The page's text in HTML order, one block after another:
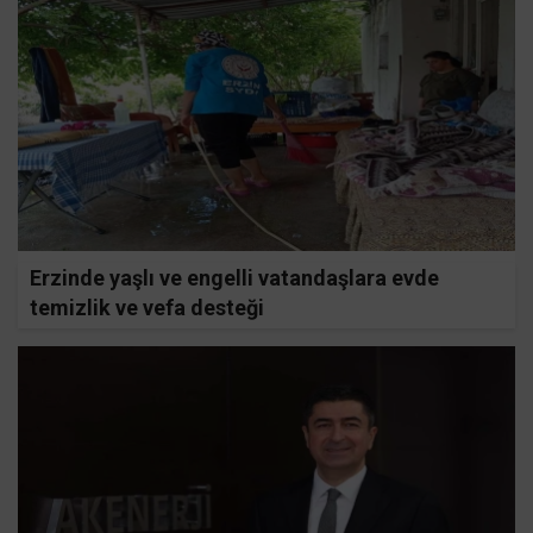
Erzinde yaşlı ve engelli vatandaşlara evde
temizlik ve vefa desteği